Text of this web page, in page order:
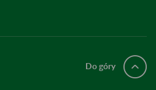
Do góry